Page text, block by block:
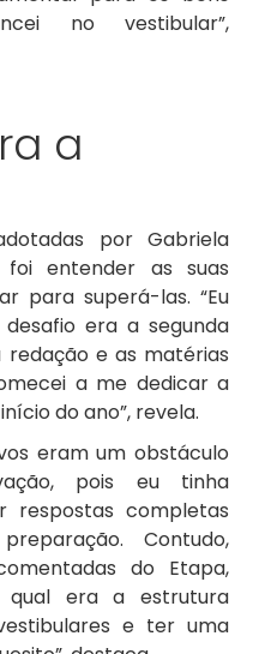
no vestibular”,
a
por Gabriela
entender as suas
para superá-las. “Eu
era a segunda
e as matérias
a me dedicar a
do ano”, revela.
eram um obstáculo
pois eu tinha
respostas completas
Contudo,
do Etapa,
qual era a estrutura
e ter uma